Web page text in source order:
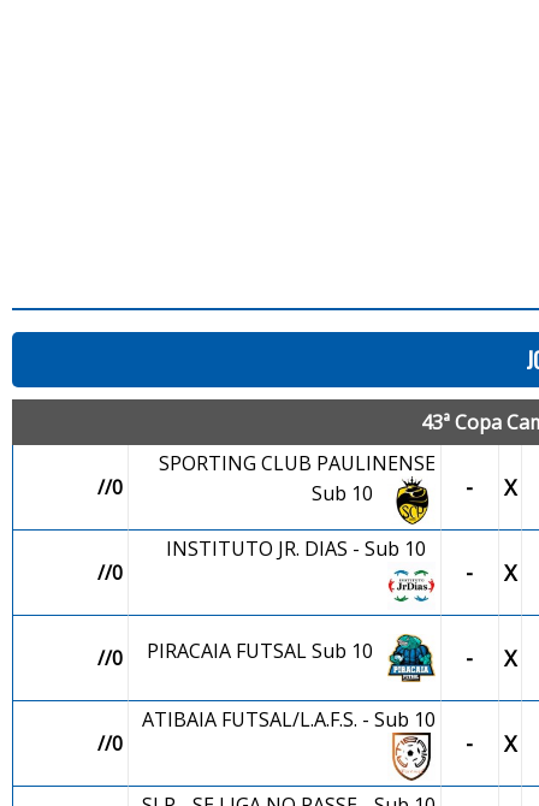
43ª Copa
//0
SPORTING CLUB PAULINENSE
Sub 10
- X
//0
INSTITUTO JR. DIAS - Sub 10
- X
//0 PIRACAIA FUTSAL Sub 10 - X
//0
ATIBAIA FUTSAL/L.A.F.S. - Sub 10
- X